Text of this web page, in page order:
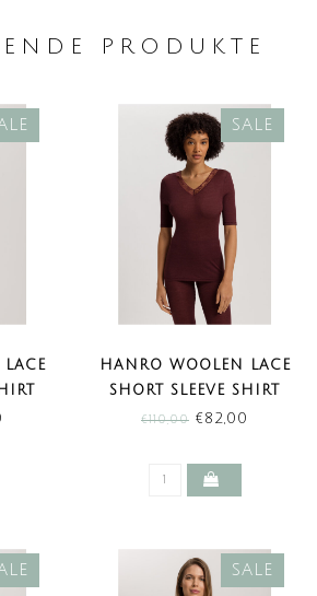
PRODUKTE
SALE
HANRO WOOLEN LACE
SHORT SLEEVE SHIRT
VIVID BROWN (SALE)
€110,00 €82,00
SALE